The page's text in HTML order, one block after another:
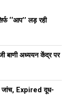
के उम्मीदवार भारत
आशु इतने घमंडी
स्थानीय सांसद की
मिल रहा ये व्यापक
‘‘आप’’ लड़ रही
बाणी अध्ययन केंद्र पर
जांच, Expired दूध-